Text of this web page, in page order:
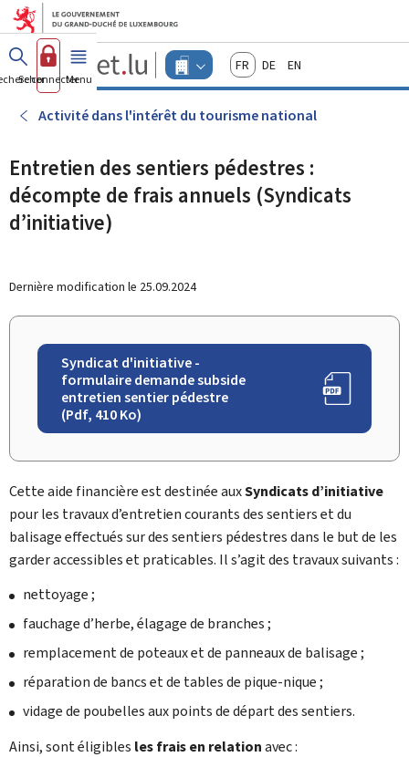
Aller au menu principal
Aller au contenu
Guichet.lu
Changer
d'espace
Menu
actif
FrançaisDeutschEnglish
Se connecterMenu principal
Activité dans l'intérêt du tourisme national
Entretien des sentiers pédestres :
décompte de frais annuels (Syndicats
d’initiative)
Dernière modification le 25.09.2024
Syndicat d'initiative -
formulaire demande subside
entretien sentier pédestre
(Pdf, 410 Ko)
Cette aide financière est destinée auxSyndicats d’initiative
pour les travaux d’entretien courants des sentiers et du
balisage effectués sur des sentiers pédestres dans le but de les
garder accessibles et praticables. Il s’agit des travaux suivants :
nettoyage ;
fauchage d’herbe, élagage de branches ;
remplacement de poteaux et de panneaux de balisage ;
réparation de bancs et de tables de pique-nique ;
vidage de poubelles aux points de départ des sentiers.
Ainsi, sont éligibles les frais en relationavec :